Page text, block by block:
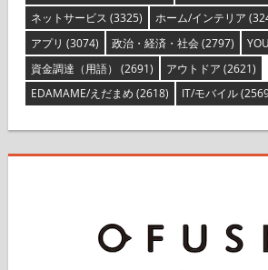
ネットサービス (3325) ホーム/インテリア
アプリ (3074) 政治・経済・社会(2797)
資金調達（用語） (2691) アウトドア (2621)
EDAMAME/えだまめ (2618) IT/モバイル